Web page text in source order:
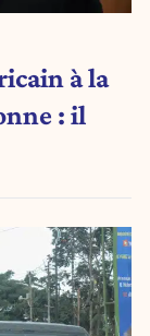
à la
: il